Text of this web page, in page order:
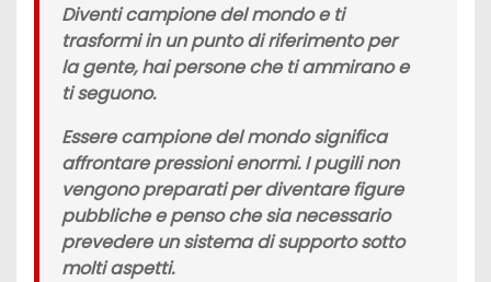
Diventi campione del mondo e ti
trasformi in un punto di riferimento per
la gente, hai persone che ti ammirano e
ti seguono.
Essere campione del mondo significa
affrontare pressioni enormi. I pugili non
vengono preparati per diventare figure
pubbliche e penso che sia necessario
prevedere un sistema di supporto sotto
molti aspetti.